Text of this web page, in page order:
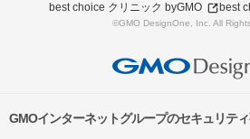
best choice クリニック byGMO
best
©GMO DesignOne, Inc. All
GMOインターネットグループのセキュリテ